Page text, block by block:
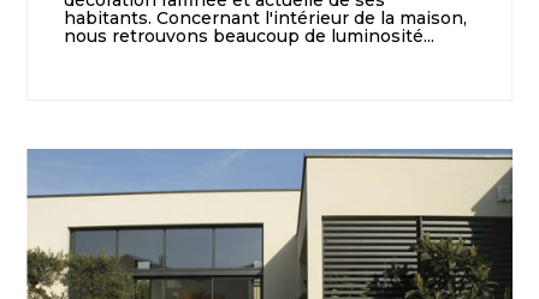
habitants. Concernant l'intérieur de la maison,
nous retrouvons beaucoup de luminosité...